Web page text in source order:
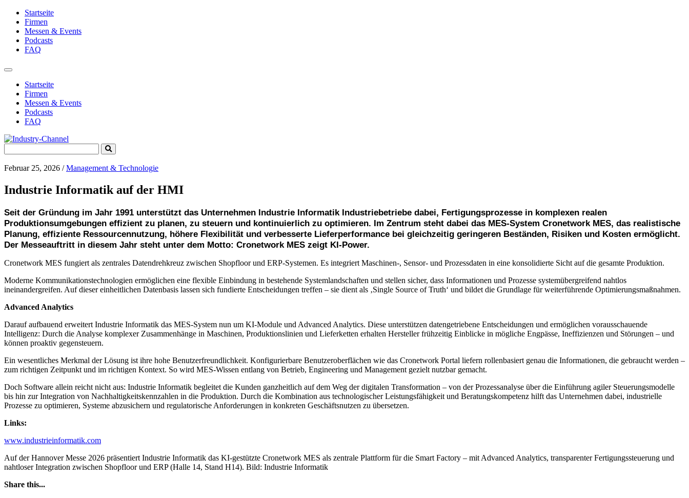
Startseite
Firmen
Messen & Events
Podcasts
FAQ
Toggle
navigationStartseite
Firmen
Messen & Events
Podcasts
FAQ
for:
Submit
Search
Februar 25, 2026 /Management & Technologie
Industrie Informatik auf der HMI
Seit der Gründung im Jahr 1991 unterstützt das Unternehmen Industrie Informatik Industriebetriebe dabei, Fertigungsprozesse in komplexen realen
Produktionsumgebungen effizient zu planen, zu steuern und kontinuierlich zu optimieren. Im Zentrum steht dabei das MES-System Cronetwork MES, das realistische
Planung, effiziente Ressourcennutzung, höhere Flexibilität und verbesserte Lieferperformance bei gleichzeitig geringeren Beständen, Risiken und Kosten ermöglicht.
Der Messeauftritt in diesem Jahr steht unter dem Motto: Cronetwork MES zeigt KI-Power.
Cronetwork MES fungiert als zentrales Datendrehkreuz zwischen Shopfloor und ERP-Systemen. Es integriert Maschinen-, Sensor- und Prozessdaten in eine konsolidierte Sicht auf die gesamte Produktion.
Moderne Kommunikationstechnologien ermöglichen eine flexible Einbindung in bestehende Systemlandschaften und stellen sicher, dass Informationen und Prozesse systemübergreifend nahtlos
ineinandergreifen. Auf dieser einheitlichen Datenbasis lassen sich fundierte Entscheidungen treffen – sie dient als ‚Single Source of Truth‘ und bildet die Grundlage für weiterführende Optimierungsmaßnahmen.
Advanced Analytics
Darauf aufbauend erweitert Industrie Informatik das MES-System nun um KI-Module und Advanced Analytics. Diese unterstützen datengetriebene Entscheidungen und ermöglichen vorausschauende
Intelligenz: Durch die Analyse komplexer Zusammenhänge in Maschinen, Produktionslinien und Lieferketten erhalten Hersteller frühzeitig Einblicke in mögliche Engpässe, Ineffizienzen und Störungen – und
können proaktiv gegensteuern.
Ein wesentliches Merkmal der Lösung ist ihre hohe Benutzerfreundlichkeit. Konfigurierbare Benutzeroberflächen wie das Cronetwork Portal liefern rollenbasiert genau die Informationen, die gebraucht werden –
zum richtigen Zeitpunkt und im richtigen Kontext. So wird MES-Wissen entlang von Betrieb, Engineering und Management gezielt nutzbar gemacht.
Doch Software allein reicht nicht aus: Industrie Informatik begleitet die Kunden ganzheitlich auf dem Weg der digitalen Transformation – von der Prozessanalyse über die Einführung agiler Steuerungsmodelle
bis hin zur Integration von Nachhaltigkeitskennzahlen in die Produktion. Durch die Kombination aus technologischer Leistungsfähigkeit und Beratungskompetenz hilft das Unternehmen dabei, industrielle
Prozesse zu optimieren, Systeme abzusichern und regulatorische Anforderungen in konkreten Geschäftsnutzen zu übersetzen.
Links:
www.industrieinformatik.com
Auf der Hannover Messe 2026 präsentiert Industrie Informatik das KI-gestützte Cronetwork MES als zentrale Plattform für die Smart Factory – mit Advanced Analytics, transparenter Fertigungssteuerung und
nahtloser Integration zwischen Shopfloor und ERP (Halle 14, Stand H14). Bild: Industrie Informatik
Share this...